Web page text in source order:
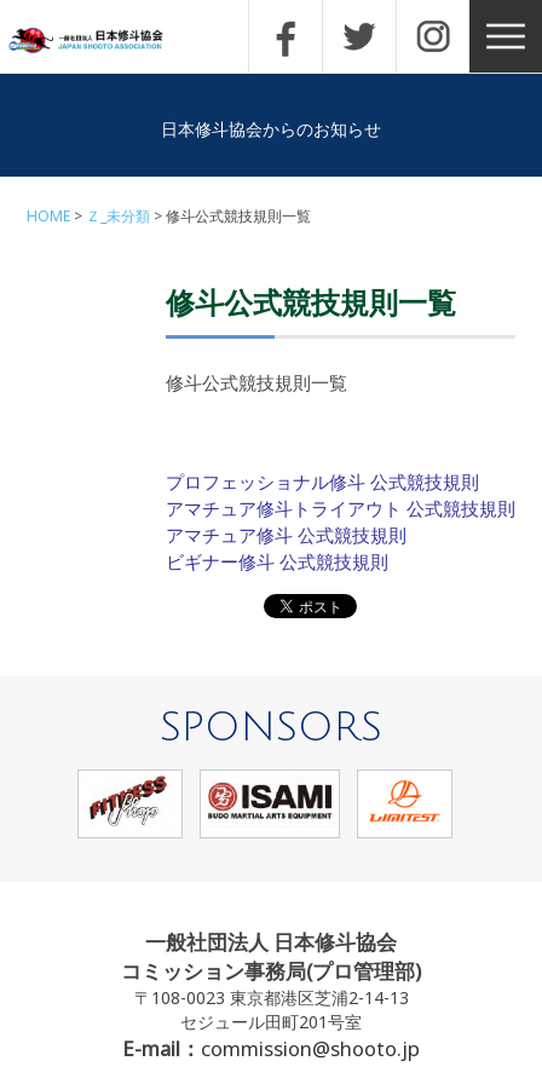
日本修斗協会からのお知らせ
HOME Ｚ_未分類 修斗公式競技規則一覧
修斗公式競技規則一覧
修斗公式競技規則一覧
プロフェッショナル修斗 公式競技規則
アマチュア修斗トライアウト 公式競技規則
アマチュア修斗 公式競技規則
ビギナー修斗 公式競技規則
SPONSORS
一般社団法人 日本修斗協会
コミッション事務局(プロ管理部)
〒108-0023 東京都港区芝浦2-14-13
セジュール田町201号室
E-mail： commission@shooto.jp